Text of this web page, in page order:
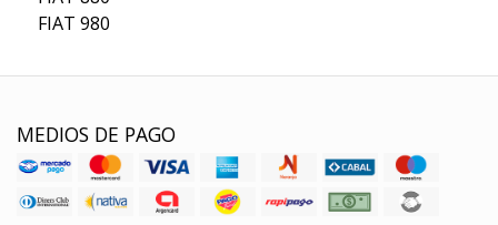
FIAT 980
MEDIOS DE PAGO